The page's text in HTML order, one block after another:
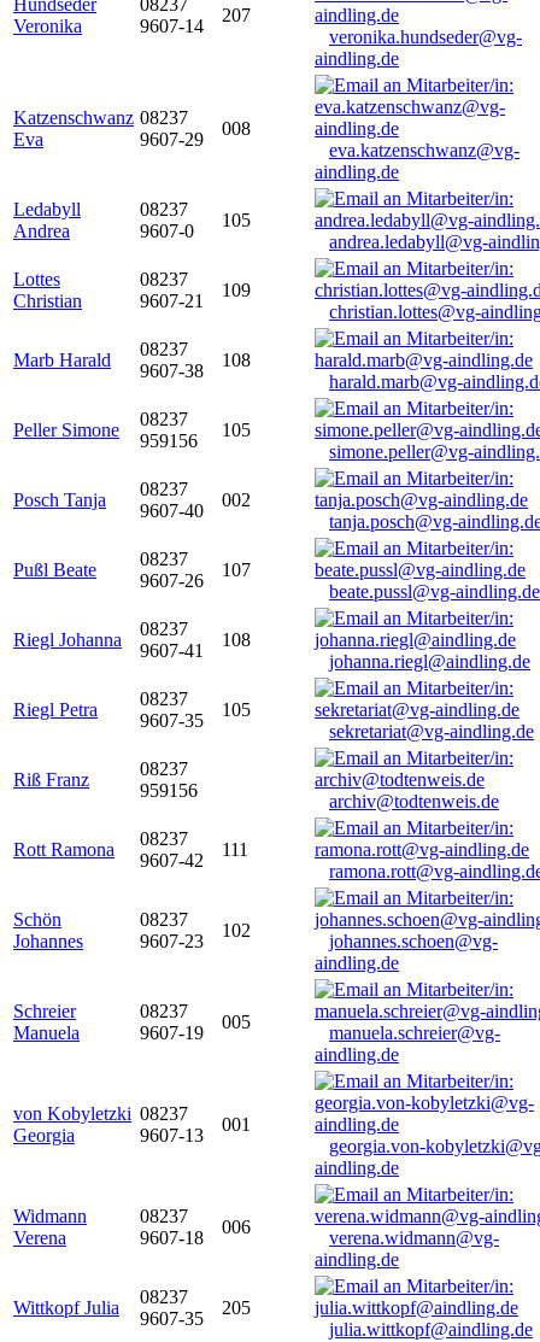
Hundseder
Veronika
08237
9607-14
207
veronika.hundseder@vg-
aindling.de
Katzenschwanz
Eva
08237
9607-29
008
eva.katzenschwanz@vg-
aindling.de
Ledabyll
Andrea
08237
9607-0
105
andrea.ledabyll@vg-
Lottes
Christian
08237
9607-21
109
christian.lottes@vg-
Marb Harald
08237
9607-38
108
harald.marb@vg-
Peller Simone
08237
959156
105
simone.peller@vg-
Posch Tanja
08237
9607-40
002
tanja.posch@vg-
Pußl Beate
08237
9607-26
107
beate.pussl@vg-aindling.de
Riegl Johanna
08237
9607-41
108
johanna.riegl@aindling.de
Riegl Petra
08237
9607-35
105
sekretariat@vg-aindling.de
Riß Franz
08237
959156
archiv@todtenweis.de
Rott Ramona
08237
9607-42
111
ramona.rott@vg-
Schön
Johannes
08237
9607-23
102
johannes.schoen@vg-
aindling.de
Schreier
Manuela
08237
9607-19
005
manuela.schreier@vg-
aindling.de
von Kobyletzki
Georgia
08237
9607-13
001
georgia.von-
aindling.de
Widmann
Verena
08237
9607-18
006
verena.widmann@vg-
aindling.de
Wittkopf Julia
08237
9607-35
205
julia.wittkopf@aindling.de